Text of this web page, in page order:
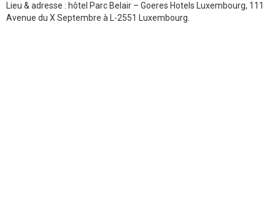
Lieu & adresse : hôtel Parc Belair – Goeres Hotels Luxembourg, 111
Avenue du X Septembre à L-2551 Luxembourg.